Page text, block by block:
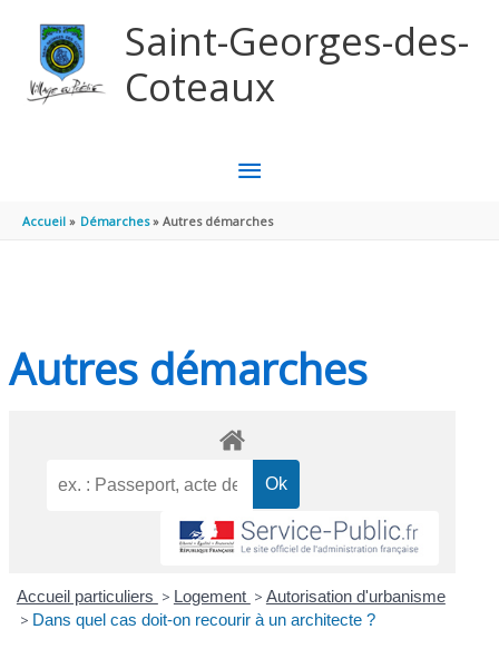
Saint-Georges-des-
Coteaux
MENU
PRINCIPAL
Accueil Démarches Autres démarches
Autres démarches
Accueil particuliers > Logement > Autorisation d'urbanisme
> Dans quel cas doit-on recourir à un architecte ?